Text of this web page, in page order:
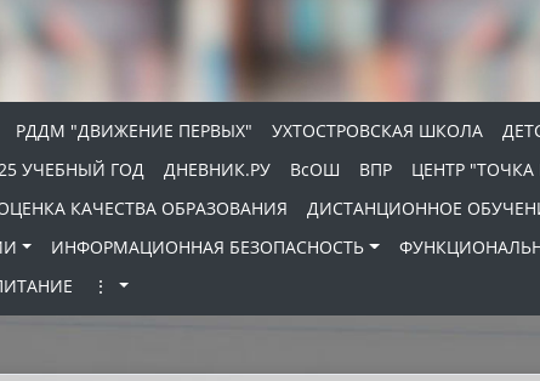
РДДМ "ДВИЖЕНИЕ ПЕРВЫХ" УХТОСТРОВСКАЯ ШКОЛА
УЧЕБНЫЙ ГОД ДНЕВНИК.РУ ВсОШ ВПР ЦЕНТР "ТОЧКА
КАЧЕСТВА ОБРАЗОВАНИЯ ДИСТАНЦИОННОЕ
ИНФОРМАЦИОННАЯ БЕЗОПАСНОСТЬ
⋮